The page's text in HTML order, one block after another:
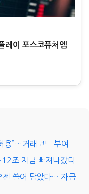
레이 포스코퓨처엠
용”…거래코드 부여
조 자금 빠져나갔다
젠 쓸어 담았다… 자금